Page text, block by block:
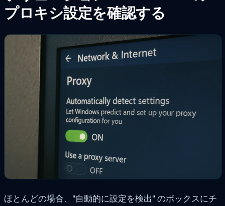
プロキシ設定を確認する
ほとんどの場合、"自動的に設定を検出" のボックスにチ